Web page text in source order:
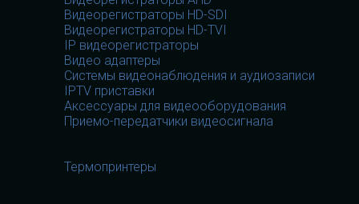
Видеорегистраторы HD-SDI
Видеорегистраторы HD-TVI
IP видеорегистраторы
Видео адаптеры
Системы видеонаблюдения и аудиозаписи
IPTV приставки
Аксессуары для видеооборудования
Приемо-передатчики видеосигнала
Термопринтеры